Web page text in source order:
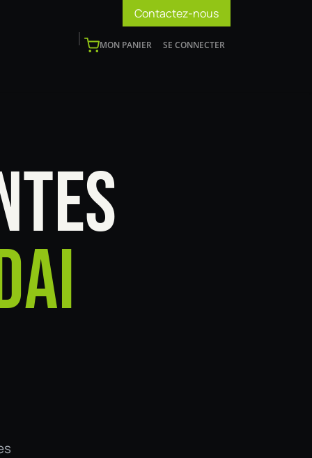
Contactez-nous
MON PANIER SE CONNECTER